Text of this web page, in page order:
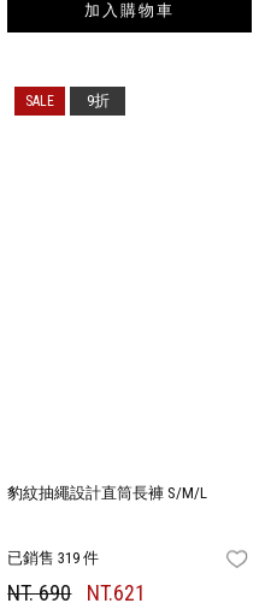
加入購物車
FAVORITES
豹紋抽繩設計直筒長褲 S/M/L
已銷售 319 件
NT. 690 NT.621
9折